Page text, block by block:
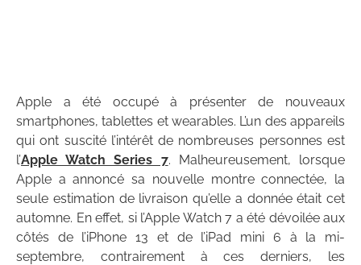
Apple a été occupé à présenter de nouveaux
smartphones, tablettes et wearables. L’un des appareils
qui ont suscité l’intérêt de nombreuses personnes est
l’Apple Watch Series 7. Malheureusement, lorsque
Apple a annoncé sa nouvelle montre connectée, la
seule estimation de livraison qu’elle a donnée était cet
automne. En effet, si l’Apple Watch 7 a été dévoilée aux
côtés de l’iPhone 13 et de l’iPad mini 6 à la mi-
septembre, contrairement à ces derniers, les